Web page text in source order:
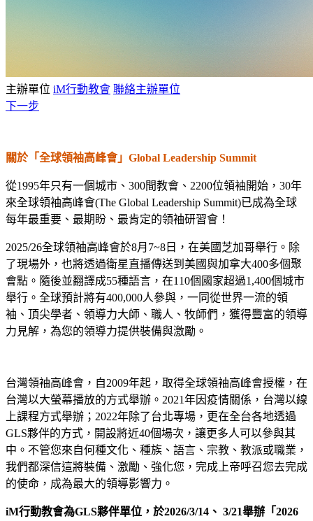
主辦單位 iM行動教會 聯絡主辦單位
下一步
關於「全球領袖高峰會」Global Leadership Summit
從1995年只有一個城市、300間教會、2200位領袖開始，30年
來全球領袖高峰會(The Global Leadership Summit)已成為全球
每年最重要、最期盼、最肯定的領袖研習會！
2025/26全球領袖高峰會於8月7~8日，在美國芝加哥舉行。除
了現場外，也將透過衛星直播傳送到美國與加拿大400多個聚
會點。隨後並翻譯成55種語言，在110個國家超過1,400個城市
舉行。全球預計將有400,000人參與，一同從世界一流的領
袖、頂尖學者、領導力大師、職人、牧師們，獲得豐富的領導
力見解，為您的領導力提供裝備與激勵。
台灣領袖高峰會，自2009年起，取得全球領袖高峰會授權，在
台灣以大螢幕播放的方式舉辦。2021年因疫情關係，台灣以線
上課程方式舉辦；2022年除了台北專場，更在全台各地透過
GLS夥伴的方式，開設將近40個場次，讓更多人可以參與其
中。不管您來自何種文化、種族、語言、宗教、教派或職業，
我們都深信這將裝備、激勵、強化您，完成上帝呼召您去完成
的使命，成為最大的領導影響力。
iM行動教會為GLS夥伴單位，於2026/3/14、 3/21舉辦「2026